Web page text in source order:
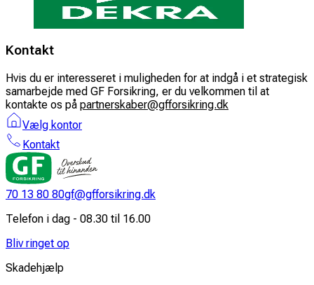
Kontakt
Hvis du er interesseret i muligheden for at indgå i et strategisk
samarbejde med GF Forsikring, er du velkommen til at
kontakte os på partnerskaber@gfforsikring.dk
Vælg kontor
Kontakt
70 13 80 80gf@gfforsikring.dk
Telefon i dag - 08.30 til 16.00
Bliv ringet op
Skadehjælp